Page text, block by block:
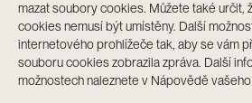
mazat soubory cookies. Můžete také určit,
cookies nemusí být umístěny. Další
internetového prohlížeče tak, aby se vám
souboru cookies zobrazila zpráva. Další
možnostech naleznete v Nápovědě